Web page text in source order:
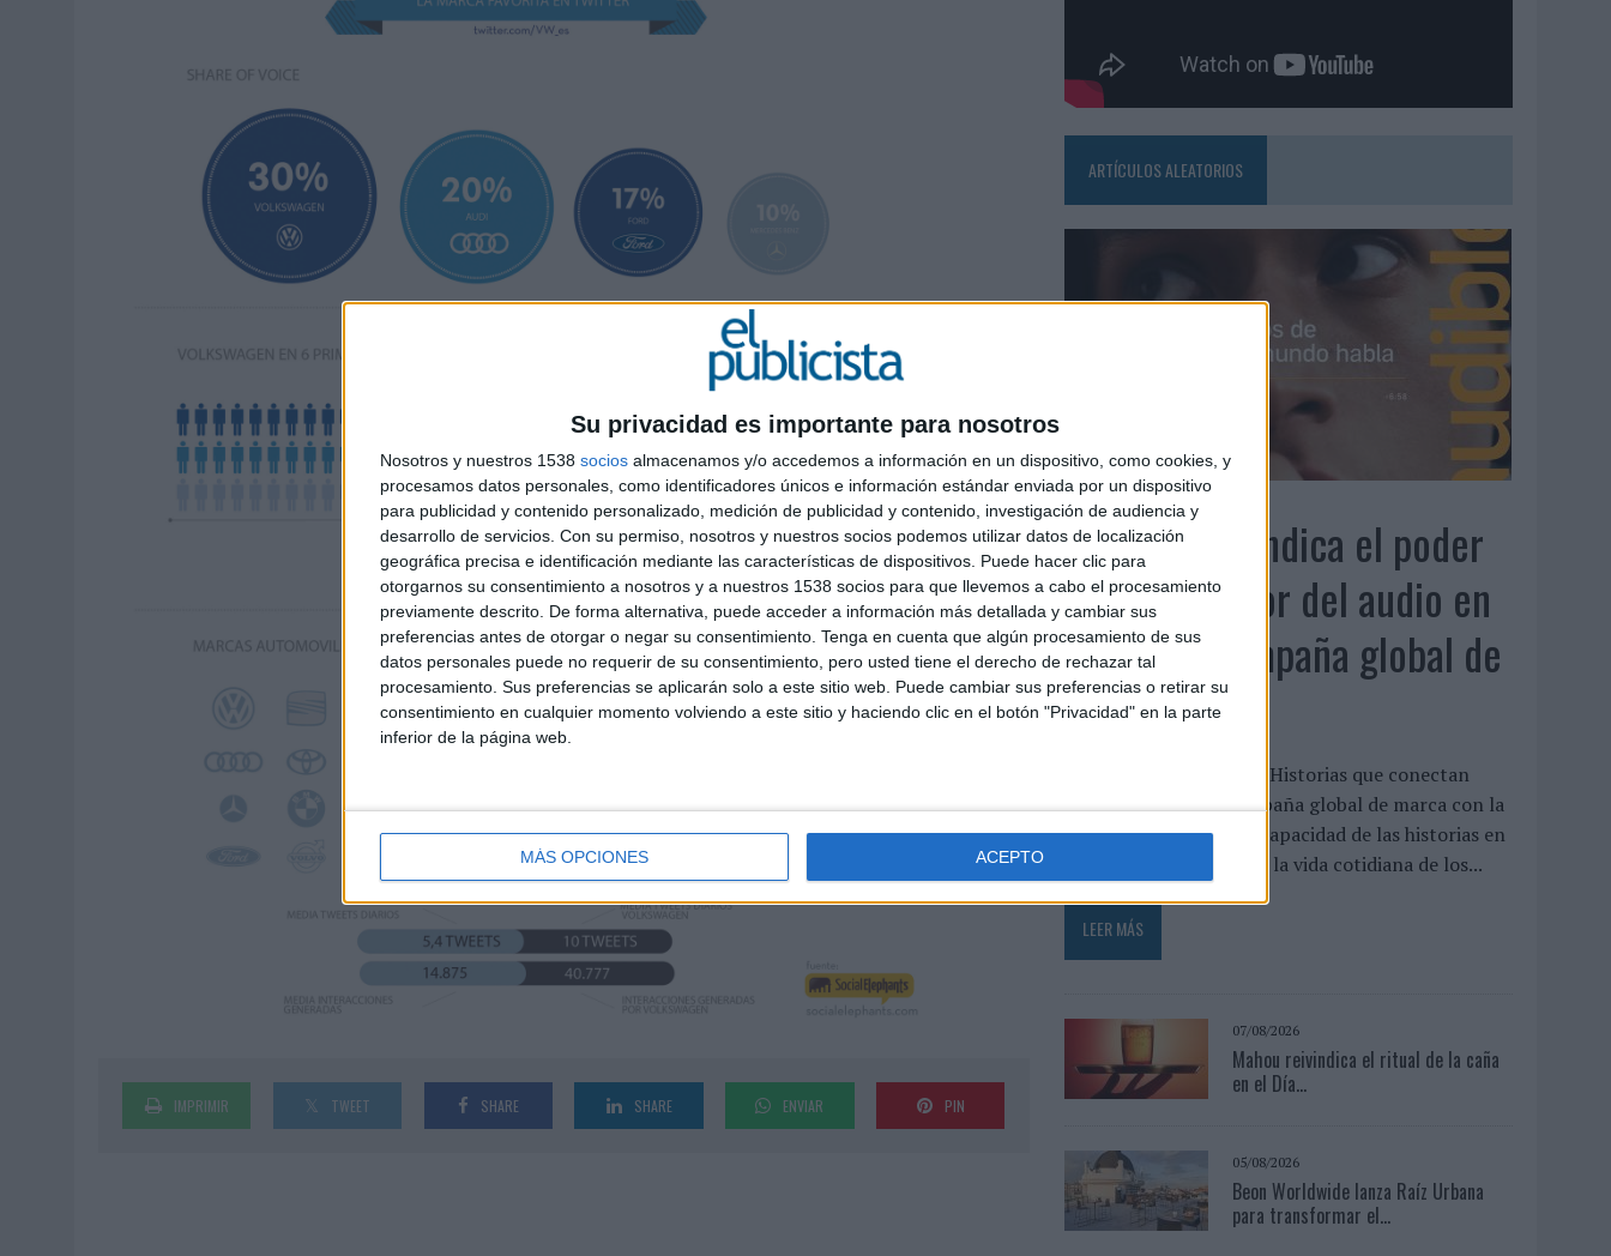
Su privacidad es importante para nosotros
Nosotros y nuestros 1538 socios almacenamos y/o accedemos a información en un dispositivo, como cookies, y
procesamos datos personales, como identificadores únicos e información estándar enviada por un dispositivo
para publicidad y contenido personalizado, medición de publicidad y contenido, investigación de audiencia y
desarrollo de servicios. Con su permiso, nosotros y nuestros socios podemos utilizar datos de localización
geográfica precisa e identificación mediante las características de dispositivos. Puede hacer clic para
otorgarnos su consentimiento a nosotros y a nuestros 1538 socios para que llevemos a cabo el procesamiento
previamente descrito. De forma alternativa, puede acceder a información más detallada y cambiar sus
preferencias antes de otorgar o negar su consentimiento. Tenga en cuenta que algún procesamiento de sus
datos personales puede no requerir de su consentimiento, pero usted tiene el derecho de rechazar tal
procesamiento. Sus preferencias se aplicarán solo a este sitio web. Puede cambiar sus preferencias o retirar su
consentimiento en cualquier momento volviendo a este sitio y haciendo clic en el botón "Privacidad" en la parte
inferior de la página web.
MÁS OPCIONES ACEPTO
‘ALEXIA PUTELLAS X GALAXY Z FOLD8 – SIN LÍMITES’, DE CHEIL SPAIN PARA SAMSUNG ELECTRONICS IBERIA
IMPRIMIR TWEET SHARE SHARE ENVIAR PIN
ARTÍCULOS ALEATORIOS
04/08/2026
Audible reivindica el poder
transformador del audio en
su nueva campaña global de
marca
Audible ha presentado ‘Historias que conectan
contigo’, su nueva campaña global de marca con la
que pone el foco en la capacidad de las historias en
audio para transformar la vida cotidiana de los...
LEER MÁS
07/08/2026
Mahou reivindica el ritual de la caña
en el Día...
05/08/2026
Beon Worldwide lanza Raíz Urbana
para transformar el...